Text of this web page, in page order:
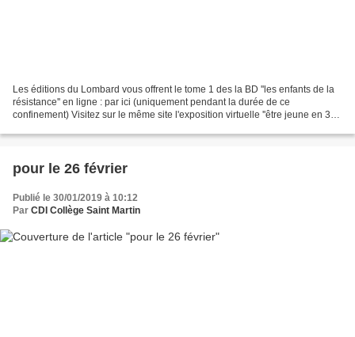
Les éditions du Lombard vous offrent le tome 1 des la BD ''les enfants de la
résistance'' en ligne : par ici (uniquement pendant la durée de ce
confinement) Visitez sur le même site l'exposition virtuelle ''être jeune en 39-
pour le 26 février
Publié le 30/01/2019 à 10:12
Par CDI Collège Saint Martin